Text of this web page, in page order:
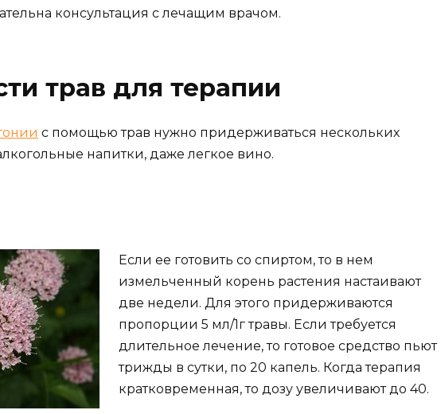
консультация с лечащим врачом.
трав для терапии
с помощью трав нужно придерживаться нескольких
напитки, даже легкое вино.
Если ее готовить со спиртом, то в нем
измельченный корень растения настаивают
две недели. Для этого придерживаются
пропорции 5 мл/1г травы. Если требуется
длительное лечение, то готовое средство пьют
трижды в сутки, по 20 капель. Когда терапия
кратковременная, то дозу увеличивают до 40.